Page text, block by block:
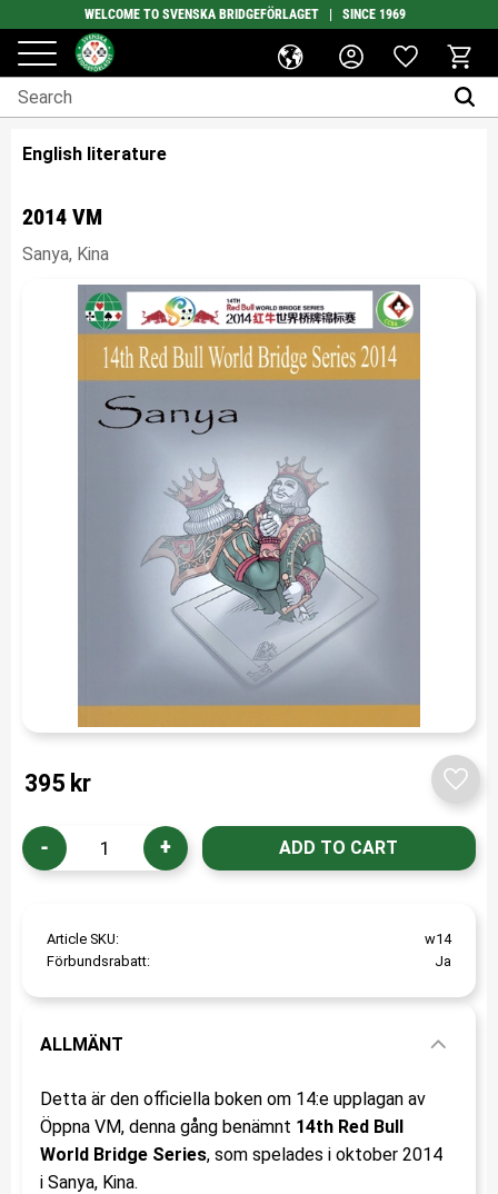
Menu
WELCOME TO SVENSKA BRIDGEFÖRLAGET | SINCE 1969
Favorites
Basket
English literature
2014 VM
Sanya, Kina
395 kr
+
-
Add
Article SKU
w14
Förbundsrabatt
Ja
ALLMÄNT
Detta är den officiella boken om 14:e upplagan av
Öppna VM, denna gång benämnt 14th Red Bull
World Bridge Series, som spelades i oktober 2014
i Sanya, Kina.